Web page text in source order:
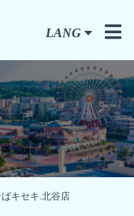
LANG
キセキ.北谷店